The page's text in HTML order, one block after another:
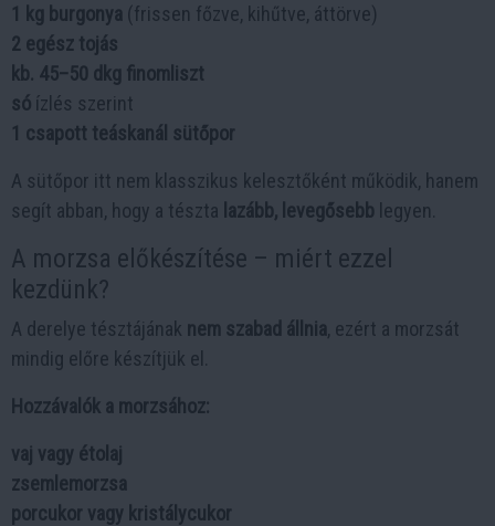
1 kg burgonya (frissen főzve, kihűtve, áttörve)
2 egész tojás
kb. 45–50 dkg finomliszt
só ízlés szerint
1 csapott teáskanál sütőpor
A sütőpor itt nem klasszikus kelesztőként működik, hanem
segít abban, hogy a tészta lazább, levegősebb legyen.
A morzsa előkészítése – miért ezzel
kezdünk?
A derelye tésztájának nem szabad állnia, ezért a morzsát
mindig előre készítjük el.
Hozzávalók a morzsához:
vaj vagy étolaj
zsemlemorzsa
porcukor vagy kristálycukor